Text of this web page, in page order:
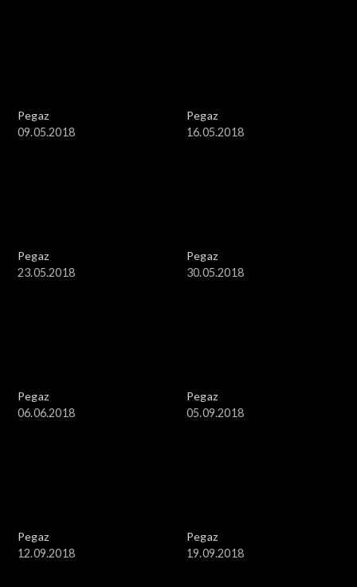
Pegaz
09.05.2018
Pegaz
16.05.2018
Pegaz
23.05.2018
Pegaz
30.05.2018
Pegaz
06.06.2018
Pegaz
05.09.2018
Pegaz
12.09.2018
Pegaz
19.09.2018